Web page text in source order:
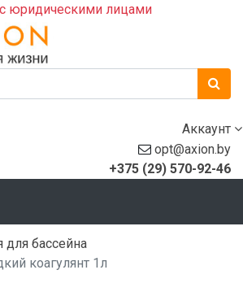
юридическими лицами
Аккаунт
opt@axion.by
+375 (29) 570-92-46
для бассейна
коагулянт 1л